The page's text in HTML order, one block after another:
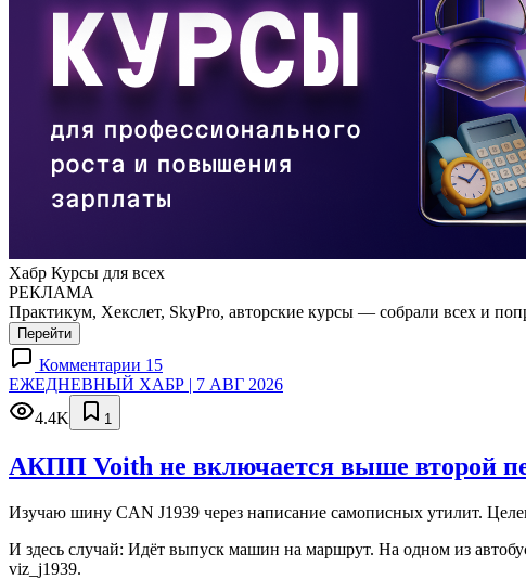
Хабр Курсы для всех
РЕКЛАМА
Практикум, Хекслет, SkyPro, авторские курсы — собрали всех и
Перейти
Комментарии 15
ЕЖЕДНЕВНЫЙ ХАБР | 7 АВГ 2026
4.4K
1
АКПП Voith не включается выше второй
Изучаю шину CAN J1939 через написание самописных утилит.
И здесь случай: Идёт выпуск машин на маршрут. На одном из
viz_j1939.